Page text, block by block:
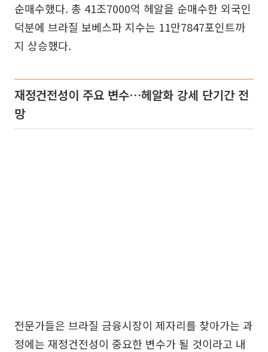
순매수했다. 총 41조7000억 헤알을 순매수한 외국인
덕분에 브라질 보베스파 지수는 11만7847포인트까
지 상승했다.
재정건전성이 주요 변수…헤알화 강세 단기간 전
망
전문가들은 브라질 금융시장이 제자리를 찾아가는 과
정에는 재정건전성이 중요한 변수가 될 것이라고 내